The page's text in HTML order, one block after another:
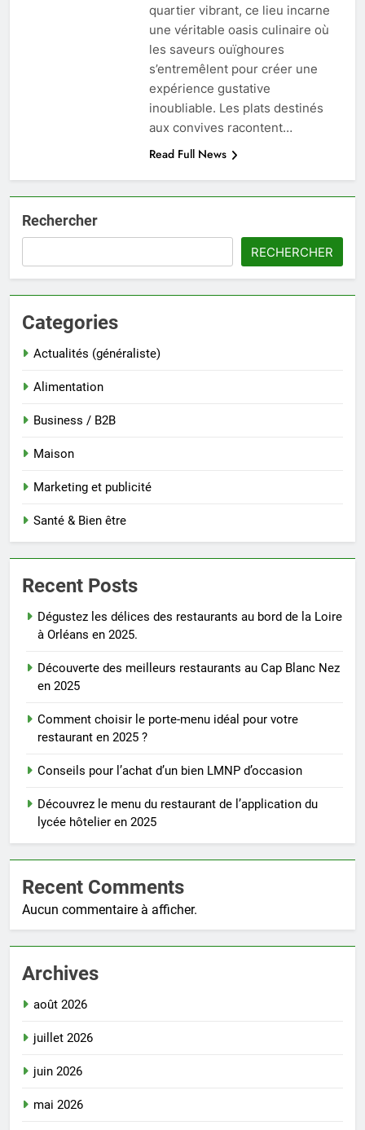
quartier vibrant, ce lieu incarne
une véritable oasis culinaire où
les saveurs ouïghoures
s’entremêlent pour créer une
expérience gustative
inoubliable. Les plats destinés
aux convives racontent…
Read Full News
Rechercher
RECHERCHER
Categories
Actualités (généraliste)
Alimentation
Business / B2B
Maison
Marketing et publicité
Santé & Bien être
Recent Posts
Dégustez les délices des restaurants au bord de la Loire
à Orléans en 2025.
Découverte des meilleurs restaurants au Cap Blanc Nez
en 2025
Comment choisir le porte-menu idéal pour votre
restaurant en 2025 ?
Conseils pour l’achat d’un bien LMNP d’occasion
Découvrez le menu du restaurant de l’application du
lycée hôtelier en 2025
Recent Comments
Aucun commentaire à afficher.
Archives
août 2026
juillet 2026
juin 2026
mai 2026